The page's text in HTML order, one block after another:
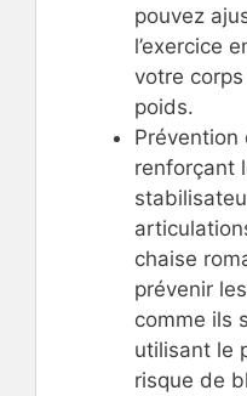
pouvez
l’exercice
votre
poids.
Prévention
renforçant
chaise
prévenir
comme ils
utilisant le
risque de